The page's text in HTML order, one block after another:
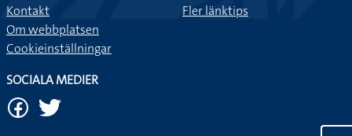
Kontakt
Om webbplatsen
Cookieinställningar
Fler länktips
SOCIALA MEDIER